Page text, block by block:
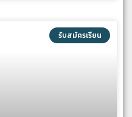
รับสมัครเรียน